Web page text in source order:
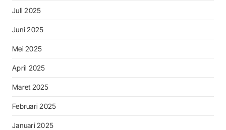
Juli 2025
Juni 2025
Mei 2025
April 2025
Maret 2025
Februari 2025
Januari 2025